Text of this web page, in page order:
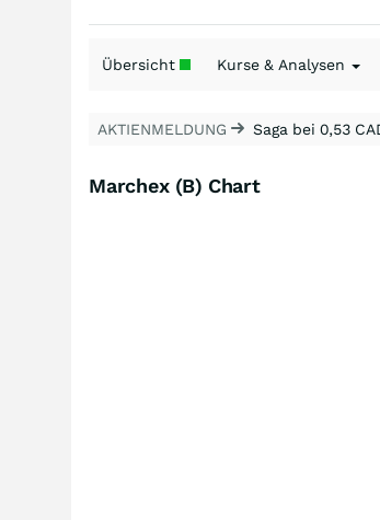
Übersicht Kurse & Analysen
AKTIENMELDUNG Saga bei 0,53
Marchex (B) Chart